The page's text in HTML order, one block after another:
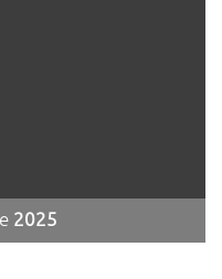
2025